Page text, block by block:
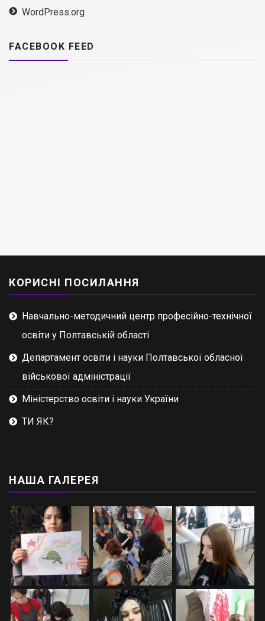
WordPress.org
FACEBOOK FEED
КОРИСНІ ПОСИЛАННЯ
Навчально-методичний центр професійно-технічної
освіти у Полтавській області
Департамент освіти і науки Полтавської обласної
військової адміністрації
Міністерство освіти і науки України
ТИ ЯК?
НАША ГАЛЕРЕЯ